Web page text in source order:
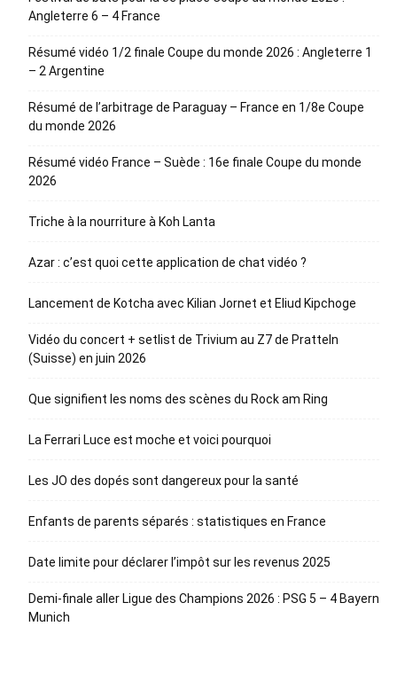
Angleterre 6 – 4 France
Résumé vidéo 1/2 finale Coupe du monde 2026 : Angleterre 1
– 2 Argentine
Résumé de l’arbitrage de Paraguay – France en 1/8e Coupe
du monde 2026
Résumé vidéo France – Suède : 16e finale Coupe du monde
2026
Triche à la nourriture à Koh Lanta
Azar : c’est quoi cette application de chat vidéo ?
Lancement de Kotcha avec Kilian Jornet et Eliud Kipchoge
Vidéo du concert + setlist de Trivium au Z7 de Pratteln
(Suisse) en juin 2026
Que signifient les noms des scènes du Rock am Ring
La Ferrari Luce est moche et voici pourquoi
Les JO des dopés sont dangereux pour la santé
Enfants de parents séparés : statistiques en France
Date limite pour déclarer l’impôt sur les revenus 2025
Demi-finale aller Ligue des Champions 2026 : PSG 5 – 4 Bayern
Munich